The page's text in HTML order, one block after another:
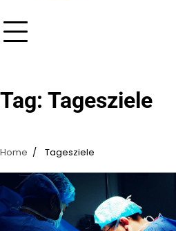
Tag: Tagesziele
Home Tagesziele